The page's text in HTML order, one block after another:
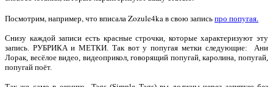
Посмотрим, например, что вписала Zozule4ka в свою записьпро попугая.
Снизу каждой записи есть красные строчки, которые характеризуют эту
запись. РУБРИКА и МЕТКИ. Так вот у попугая метки следующие: Ани
Лорак, весёлое видео, видеоприкол, говорящий попугай, каролина, попугай,
попугай поёт.